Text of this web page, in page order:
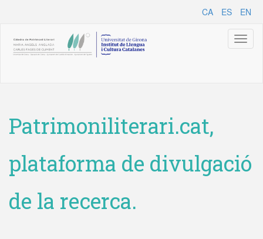
CA ES EN
Patrimoniliterari.cat,
plataforma de divulgació
de la recerca.